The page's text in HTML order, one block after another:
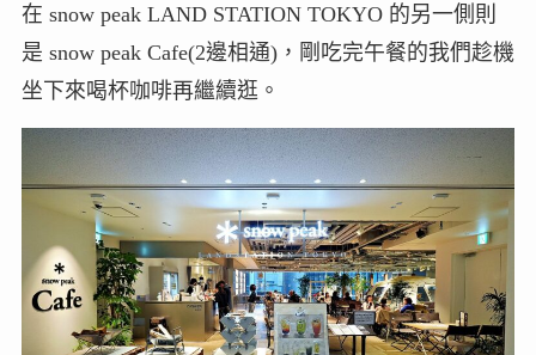
在 snow peak LAND STATION TOKYO 的另一側則
是 snow peak Cafe(2邊相通)，剛吃完午餐的我們趁機
坐下來喝杯咖啡再繼續逛。